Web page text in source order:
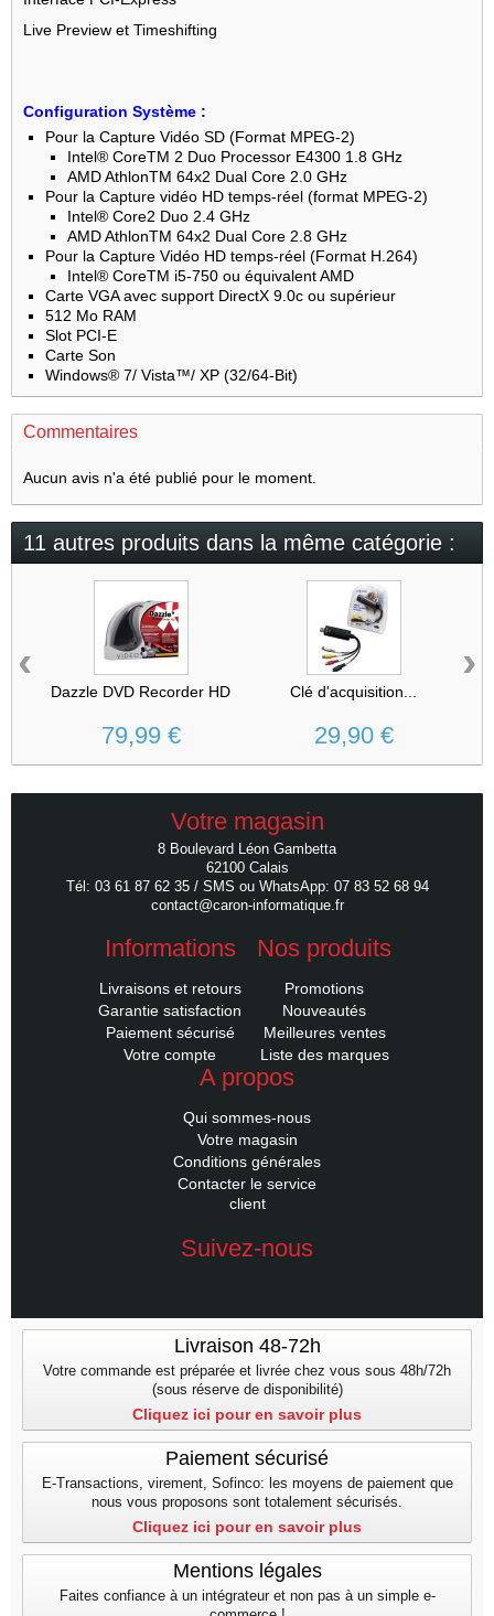
Live Preview et Timeshifting
Configuration Système :
Pour la Capture Vidéo SD (Format MPEG-2)
Intel® CoreTM 2 Duo Processor E4300 1.8 GHz
AMD AthlonTM 64x2 Dual Core 2.0 GHz
Pour la Capture vidéo HD temps-réel (format MPEG-2)
Intel® Core2 Duo 2.4 GHz
AMD AthlonTM 64x2 Dual Core 2.8 GHz
Pour la Capture Vidéo HD temps-réel (Format H.264)
Intel® CoreTM i5-750 ou équivalent AMD
Carte VGA avec support DirectX 9.0c ou supérieur
512 Mo RAM
Slot PCI-E
Carte Son
Windows® 7/ Vista™/ XP (32/64-Bit)
Commentaires
Aucun avis n'a été publié pour le moment.
11 autres produits dans la même catégorie :
Dazzle DVD Recorder HD
79,99 €
Clé d'acquisition...
29,90 €
‹ ›
Votre magasin
8 Boulevard Léon Gambetta
62100 Calais
Tél: 03 61 87 62 35 / SMS ou WhatsApp: 07 83 52 68 94
contact@caron-informatique.fr
Informations
Livraisons et retours
Garantie satisfaction
Paiement sécurisé
Votre compte
Nos produits
Promotions
Nouveautés
Meilleures ventes
Liste des marques
A propos
Qui sommes-nous
Votre magasin
Conditions générales
Contacter le service
client
Suivez-nous
Livraison 48-72h
Votre commande est préparée et livrée chez vous sous 48h/72h
(sous réserve de disponibilité)
Cliquez ici pour en savoir plus
Paiement sécurisé
E-Transactions, virement, Sofinco: les moyens de paiement que
nous vous proposons sont totalement sécurisés.
Cliquez ici pour en savoir plus
Mentions légales
Faites confiance à un intégrateur et non pas à un simple e-